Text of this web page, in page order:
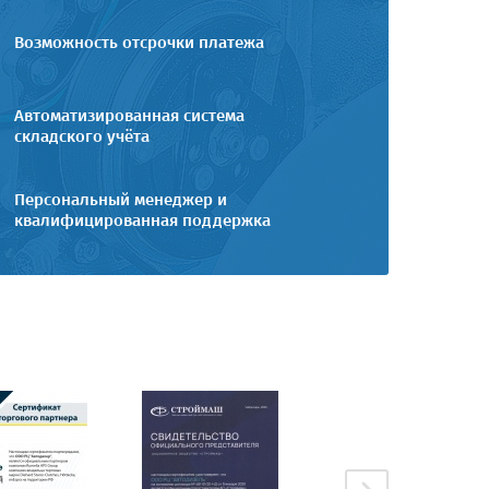
Возможность отсрочки платежа
Автоматизированная система
складского учёта
Персональный менеджер и
квалифицированная поддержка